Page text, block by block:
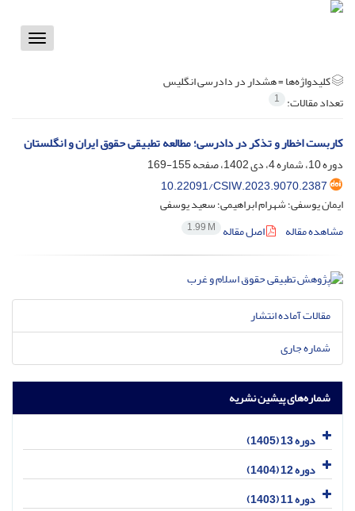
Toggle
کلیدواژه‌ها =‌‌هشدار در دادرسی انگلیس
تعداد مقالات: 1
کاربست اخطار و تذکر در دادرسی؛ مطالعه تطبیقی حقوق ایران و انگلستان
دوره 10، شماره 4، دی 1402، صفحه
155-169
10.22091/CSIW.2023.9070.2387
ایمان یوسفی؛ شهرام ابراهیمی؛ سعید یوسفی
مشاهده مقاله
اصل مقاله 1.99 M
مقالات آماده انتشار
شماره جاری
شماره‌های پیشین نشریه
دوره 13 (1405)
دوره 12 (1404)
دوره 11 (1403)